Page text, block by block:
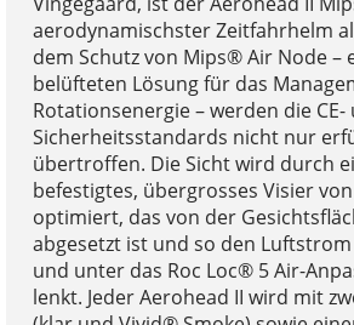
aerodynamischster Zeitfahrhelm
dem Schutz von Mips® Air Node –
belüfteten Lösung für das
Rotationsenergie – werden die CE-
Sicherheitsstandards nicht nur
übertroffen. Die Sicht wird durch
befestigtes, übergrosses Visier
optimiert, das von der
abgesetzt ist und so den
und unter das Roc Loc® 5 Air-
lenkt. Jeder Aerohead II wird mit